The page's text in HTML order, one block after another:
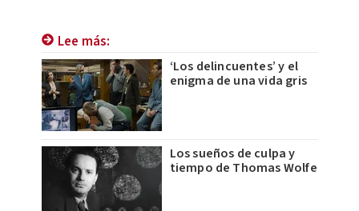
Lee más:
‘Los delincuentes’ y el
enigma de una vida gris
Los sueños de culpa y
tiempo de Thomas Wolfe